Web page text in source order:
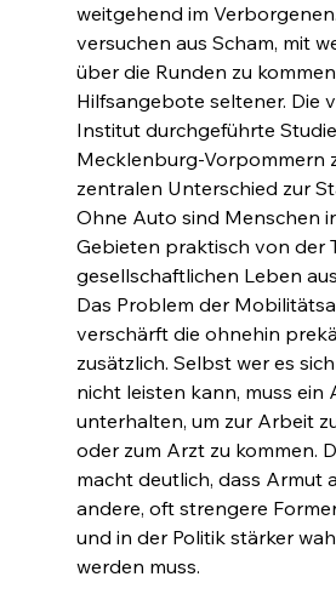
weitgehend im
versuchen aus Scham, mit
über die Runden zu
Hilfsangebote seltener. Die
Institut durchgeführte
Mecklenburg-Vorpommern
zentralen Unterschied zur
Ohne Auto sind Menschen
Gebieten praktisch von der
gesellschaftlichen Leben
Das Problem der
verschärft die ohnehin
zusätzlich. Selbst wer es
nicht leisten kann, muss ein
unterhalten, um zur Arbeit
oder zum Arzt zu kommen.
macht deutlich, dass Armut
andere, oft strengere
und in der Politik stärker
werden muss.